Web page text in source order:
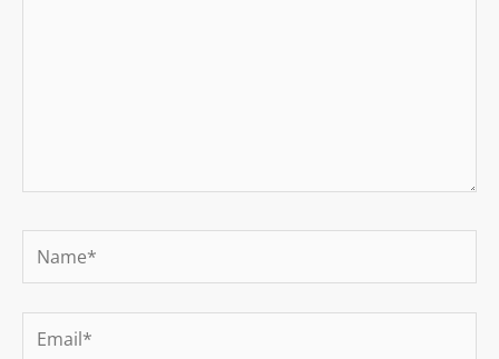
Name*
Email*